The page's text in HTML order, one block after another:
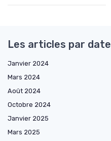
Les articles par date
Janvier 2024
Mars 2024
Août 2024
Octobre 2024
Janvier 2025
Mars 2025